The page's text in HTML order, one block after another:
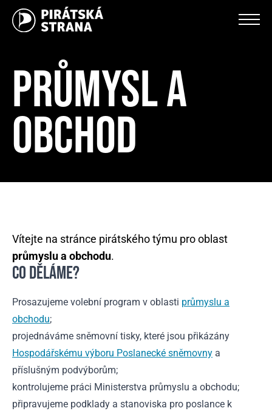
PRŮMYSL A
OBCHOD
Vítejte na stránce pirátského týmu pro oblast
průmyslu a obchodu.
CO DĚLÁME?
Prosazujeme volební program v oblasti průmyslu a
obchodu;
projednáváme sněmovní tisky, které jsou přikázány
Hospodářskému výboru Poslanecké sněmovny a
příslušným podvýborům;
kontrolujeme práci Ministerstva průmyslu a obchodu;
připravujeme podklady a stanoviska pro poslance k